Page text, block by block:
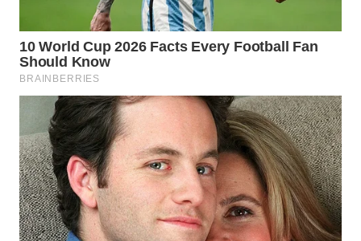
WN
MALUKU
WN
MALUT
WN
DAIRI
WN
DANAU